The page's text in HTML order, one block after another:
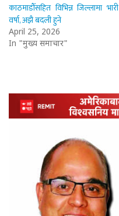
काठमाडौँसहित विभिन्न जिल्लामा भारी
वर्षा, अझै बदली हुने
April 25, 2026
In "मुख्य समाचार"